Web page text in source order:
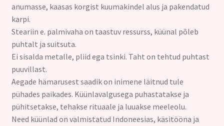
anumasse, kaasas korgist kuumakindel alus ja pakendatud
karpi.
Steariin e. palmivaha on taastuv ressurss, küünal põleb
puhtalt ja suitsuta.
Ei sisalda metalle, pliid ega tsinki. Taht on tehtud puhtast
puuvillast.
Aegade hämarusest saadik on inimene läitnud tule
pühades paikades. Küünlavalgusega puhastatakse ja
pühitsetakse, tehakse rituaale ja luuakse meeleolu.
Need küünlad on valmistatud Indoneesias, käsitööna ja